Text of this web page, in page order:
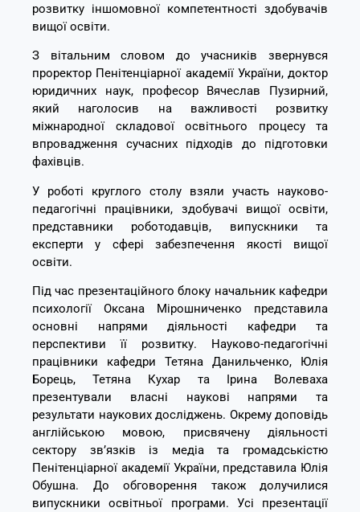
розвитку іншомовної компетентності здобувачів
вищої освіти.
З вітальним словом до учасників звернувся
проректор Пенітенціарної академії України, доктор
юридичних наук, професор Вячеслав Пузирний,
який наголосив на важливості розвитку
міжнародної складової освітнього процесу та
впровадження сучасних підходів до підготовки
фахівців.
У роботі круглого столу взяли участь науково-
педагогічні працівники, здобувачі вищої освіти,
представники роботодавців, випускники та
експерти у сфері забезпечення якості вищої
освіти.
Під час презентаційного блоку начальник кафедри
психології Оксана Мірошниченко представила
основні напрями діяльності кафедри та
перспективи її розвитку. Науково-педагогічні
працівники кафедри Тетяна Данильченко, Юлія
Борець, Тетяна Кухар та Ірина Волеваха
презентували власні наукові напрями та
результати наукових досліджень. Окрему доповідь
англійською мовою, присвячену діяльності
сектору зв’язків із медіа та громадськістю
Пенітенціарної академії України, представила Юлія
Обушна. До обговорення також долучилися
випускники освітньої програми. Усі презентації